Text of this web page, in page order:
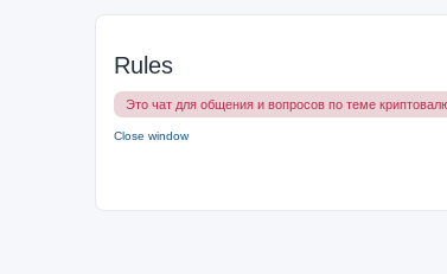
Rules
Это чат для общения и вопросов по теме
Close window